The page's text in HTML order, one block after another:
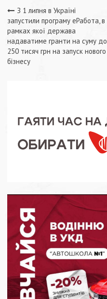
Навігація
записів
З 1 липня в Україні
запустили програму еРабота, в
рамках якої держава
надаватиме гранти на суму до
250 тисяч грн на запуск нового
бізнесу